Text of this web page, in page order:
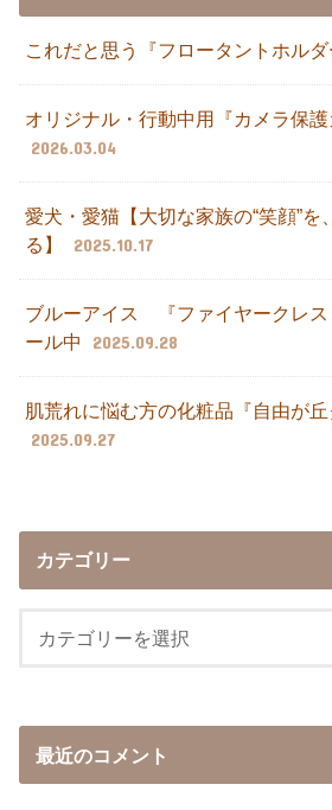
これだと思う『フロータントホルダ
オリジナル・行動中用『カメラ保
2026.03.04
愛犬・愛猫【大切な家族の“笑顔”を
る】
2025.10.17
ブルーアイス 『ファイヤークレ
ール中
2025.09.28
肌荒れに悩む方の化粧品『自由が丘
2025.09.27
カテゴリー
最近のコメント